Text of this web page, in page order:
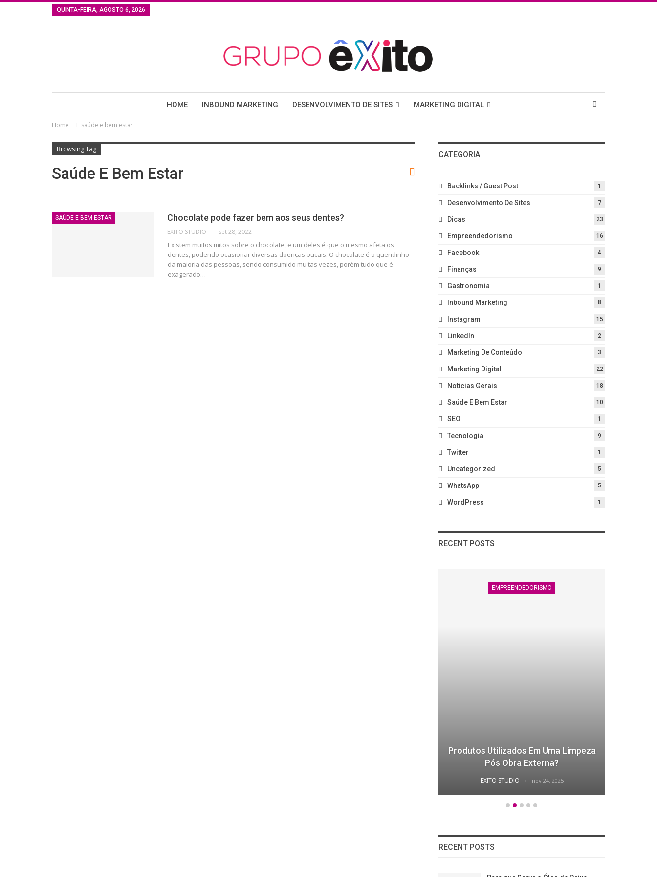
QUINTA-FEIRA, AGOSTO 6, 2026
HOME INBOUND MARKETING DESENVOLVIMENTO DE SITES MARKETING DIGITAL
Home saúde e bem estar
Browsing Tag
Saúde E Bem Estar
SAÚDE E BEM ESTAR Chocolate pode fazer bem aos seus dentes?
EXITO STUDIO set 28, 2022
Existem muitos mitos sobre o chocolate, e um deles é que o mesmo afeta os
dentes, podendo ocasionar diversas doenças bucais. O chocolate é o queridinho
da maioria das pessoas, sendo consumido muitas vezes, porém tudo que é
exagerado…
CATEGORIA
Backlinks / Guest Post 1
Desenvolvimento De Sites 7
Dicas 23
Empreendedorismo 16
Facebook 4
Finanças 9
Gastronomia 1
Inbound Marketing 8
Instagram 15
LinkedIn 2
Marketing De Conteúdo 3
Marketing Digital 22
Noticias Gerais 18
Saúde E Bem Estar 10
SEO 1
Tecnologia 9
Twitter 1
Uncategorized 5
WhatsApp 5
WordPress 1
RECENT POSTS
EMPREENDEDORISMO
Produtos Utilizados Em Uma Limpeza
Pós Obra Externa?
EXITO STUDIO nov 24, 2025
RECENT POSTS